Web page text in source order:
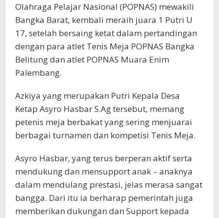
Olahraga Pelajar Nasional (POPNAS) mewakili
Bangka Barat, kembali meraih juara 1 Putri U
17, setelah bersaing ketat dalam pertandingan
dengan para atlet Tenis Meja POPNAS Bangka
Belitung dan atlet POPNAS Muara Enim
Palembang.
Azkiya yang merupakan Putri Kepala Desa
Ketap Asyro Hasbar S.Ag tersebut, memang
petenis meja berbakat yang sering menjuarai
berbagai turnamen dan kompetisi Tenis Meja.
Asyro Hasbar, yang terus berperan aktif serta
mendukung dan mensupport anak – anaknya
dalam mendulang prestasi, jelas merasa sangat
bangga. Dari itu ia berharap pemerintah juga
memberikan dukungan dan Support kepada